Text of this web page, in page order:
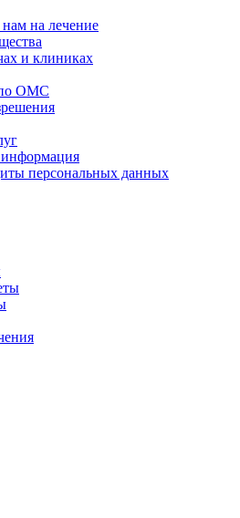
на лечение
и клиниках
ОМС
персональных данных